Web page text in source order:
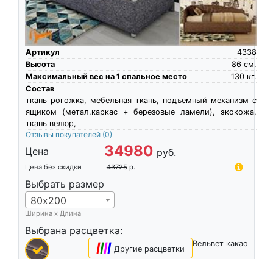
Артикул
4338
Высота
см.
86
Максимальный вес на 1 спальное место
кг.
130
Состав
ткань рогожка, мебельная ткань, подъемный механизм с
ящиком (метал.каркас + березовые ламели), экокожа,
ткань велюр,
Отзывы покупателей (0)
Цена 34980 руб.
Цена без скидки 43725 р.
Выбрать размер
80х200
Ширина х Длина
Выбрана расцветка:
Вельвет какао
|||| Другие расцветки